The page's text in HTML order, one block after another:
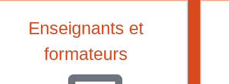
Enseignants et
formateurs